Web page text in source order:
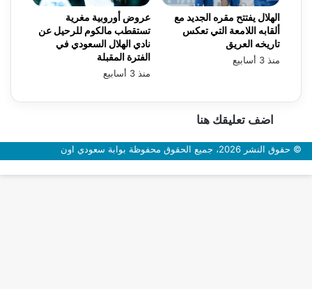
عروض أوروبية مغرية
تستقطب مالكوم للرحيل عن
نادي الهلال السعودي في
الفترة المقبلة
منذ 3 أسابيع
الهلال يفتتح مقره الجديد مع
ألقابه اللامعة التي تعكس
تاريخه العريق
منذ 3 أسابيع
اضف تعليقك هنا
© حقوق النشر 2026، جميع الحقوق محفوظة بوابة سعودي اون